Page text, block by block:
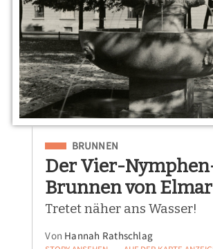
Eingeordnet unter
BRUNNEN
Der Vier-
Brunnen von
Tretet näher ans Wasser!
Von Hannah Rathschlag